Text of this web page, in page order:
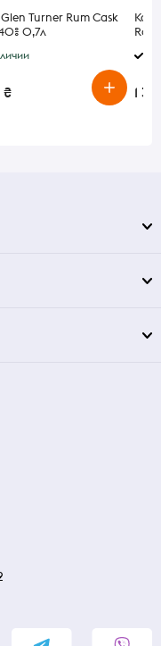
Turner Rum Cask
0,7л
₴
Rose
1